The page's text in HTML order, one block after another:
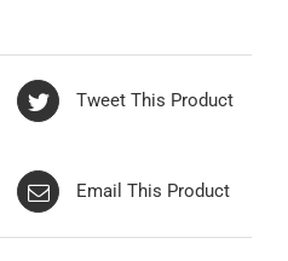
Tweet This Product
Email This Product